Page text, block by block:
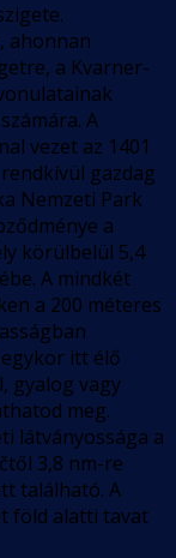
ahonnan
a Kvarner-
A
vezet az 1401
gazdag
Nemzeti Park
a
körülbelül 5,4
A mindkét
a 200 méteres
itt élő
gyalog vagy
meg.
látványossága a
3,8 nm-re
található. A
föld alatti tavat